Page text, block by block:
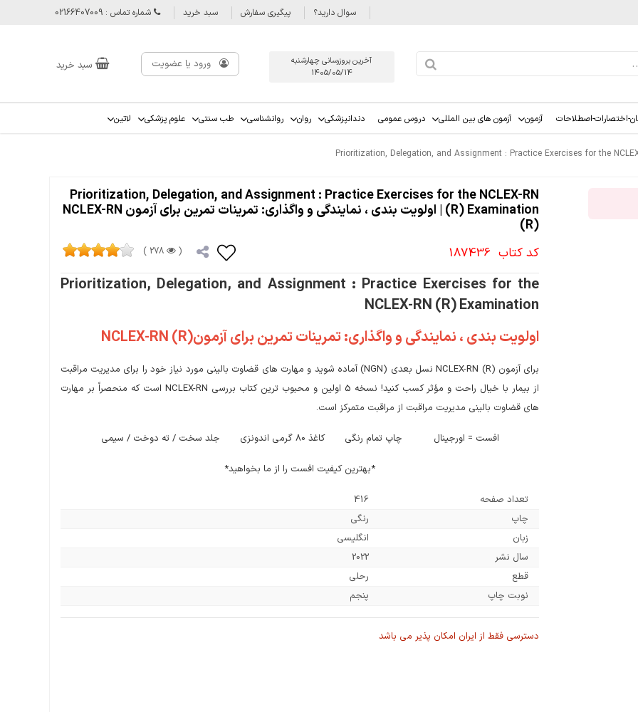
سوال دارید؟ پیگیری سفارش سبد خرید شماره تماس : 02166407009
آخرین بروزرسانی چهارشنبه
1405/05/14
ورود یا عضویت سبد خرید
اختصارات-اصطلاحات آزمون آزمون های بین المللی دروس عمومی دندانپزشکی روان روانشناسی طب سنتی علوم پزشکی لاتین
Prioritization, Delegation, and Assignment : Practice Exercises for the
Prioritization, Delegation, and Assignment : Practice Exercises for the NCLEX-RN
(R) Examination | اولویت بندی ، نمایندگی و واگذاری: تمرینات تمرین برای آزمون NCLEX-RN
(R)
کد کتاب 187436
(
278 )
Prioritization, Delegation, and Assignment : Practice Exercises for the
NCLEX-RN (R) Examination
اولویت بندی ، نمایندگی و واگذاری: تمرینات تمرین برای آزمونNCLEX-RN (R)
برای آزمون NCLEX-RN (R) نسل بعدی (NGN) آماده شوید و مهارت های قضاوت بالینی مورد نیاز خود را برای مدیریت مراقبت
از بیمار با خیال راحت و مؤثر کسب کنید! نسخه 5 اولین و محبوب ترین کتاب بررسی NCLEX-RN است که منحصراً بر مهارت
های قضاوت بالینی مدیریت مراقبت از مراقبت متمرکز است.
افست = اورجینال چاپ تمام رنگی کاغذ 80 گرمی اندونزی جلد سخت / ته دوخت / سیمی
*بهترین کیفیت افست را از ما بخواهید*
تعداد صفحه
416
چاپ
رنگی
زبان
انگلیسی
سال نشر
2022
قطع
رحلی
نوبت چاپ
پنجم
دسترسی فقط از ایران امکان پذیر می باشد